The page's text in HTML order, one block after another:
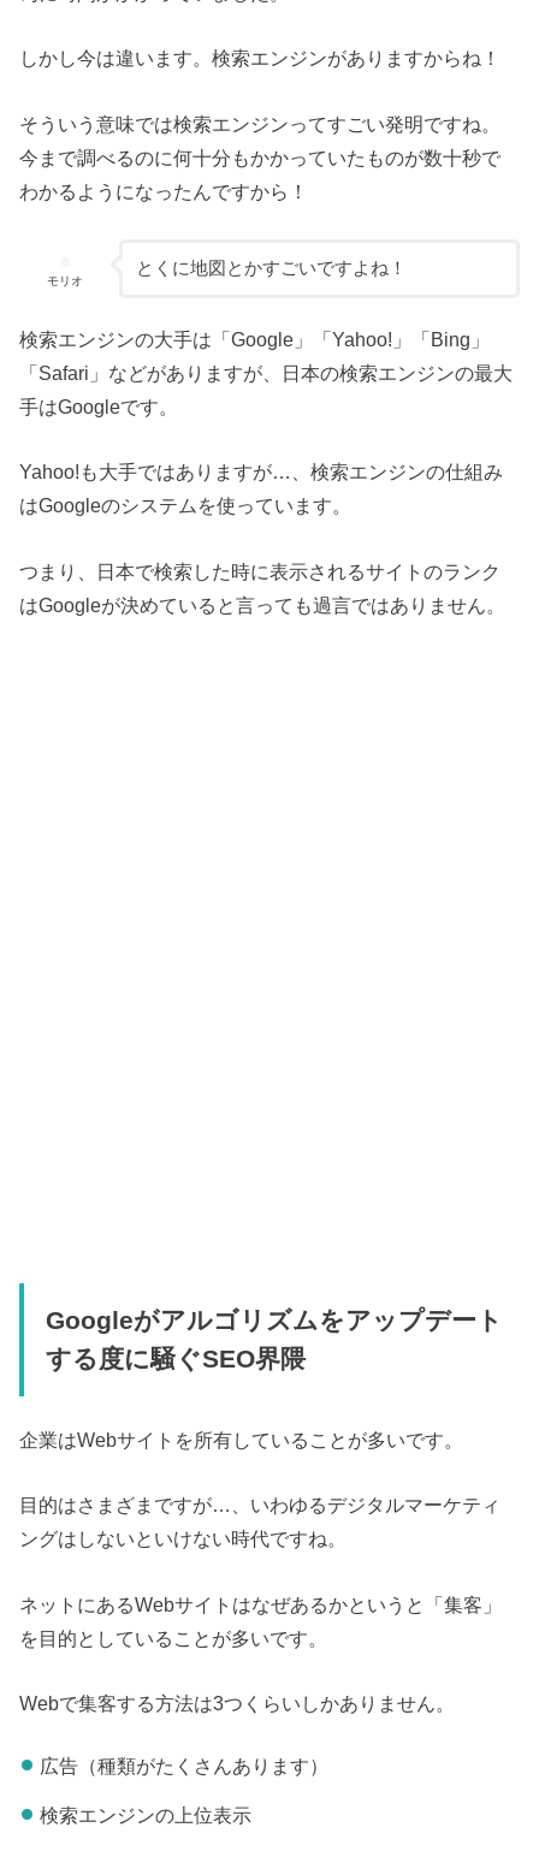
しかし今は違います。検索エンジンがありますからね！
そういう意味では検索エンジンってすごい発明ですね。
今まで調べるのに何十分もかかっていたものが数十秒で
わかるようになったんですから！
モリオ
とくに地図とかすごいですよね！
検索エンジンの大手は「Google」「Yahoo!」「Bing」
「Safari」などがありますが、日本の検索エンジンの最大
手はGoogleです。
Yahoo!も大手ではありますが…、検索エンジンの仕組み
はGoogleのシステムを使っています。
つまり、日本で検索した時に表示されるサイトのランク
はGoogleが決めていると言っても過言ではありません。
Googleがアルゴリズムをアップデート
する度に騒ぐSEO界隈
企業はWebサイトを所有していることが多いです。
目的はさまざまですが…、いわゆるデジタルマーケティ
ングはしないといけない時代ですね。
ネットにあるWebサイトはなぜあるかというと「集客」
を目的としていることが多いです。
Webで集客する方法は3つくらいしかありません。
広告（種類がたくさんあります）
検索エンジンの上位表示